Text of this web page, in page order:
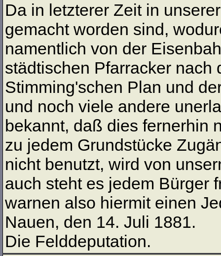
Da in letzterer Zeit in
gemacht worden sind,
namentlich von der
städtischen Pfarracker nach
Stimming'schen Plan und
und noch viele andere
bekannt, daß dies fernerhin
zu jedem Grundstücke
nicht benutzt, wird von
auch steht es jedem Bürger
warnen also hiermit einen
Nauen, den 14. Juli 1881.
Die Felddeputation.